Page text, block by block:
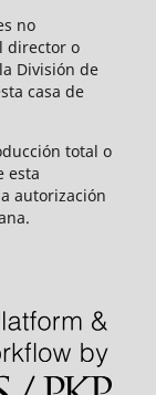
no
director o
División de
casa de
total o
esta
autorización